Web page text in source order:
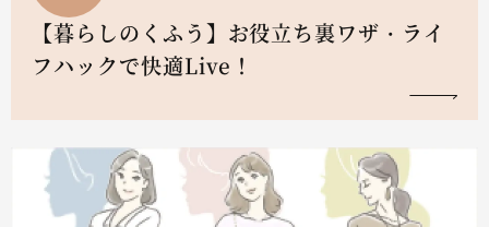
【暮らしのくふう】お役立ち裏ワザ・ライ
フハックで快適Live！